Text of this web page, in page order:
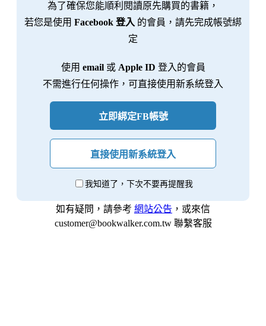
為了確保您能順利閱讀原先購買的書籍，
若您是使用 Facebook 登入 的會員，請先完成帳號綁
定
使用 email或 Apple ID 登入的會員
不需進行任何操作，可直接使用新系統登入
立即綁定FB帳號
直接使用新系統登入
我知道了，下次不要再提醒我
如有疑問，請參考 網站公告 ，或來信
customer@bookwalker.com.tw 聯繫客服